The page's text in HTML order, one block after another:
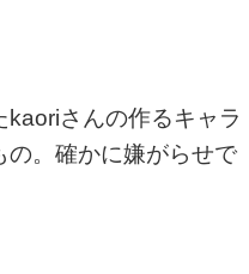
さんの作るキャラ
の。確かに嫌がらせで